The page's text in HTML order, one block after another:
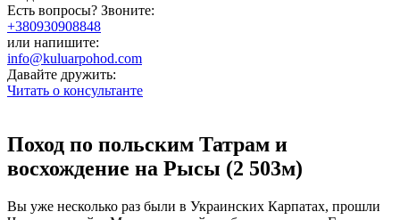
Есть вопросы? Звоните:
+380930908848
или напишите:
info@kuluarpohod.com
Давайте дружить:
Читать о консультанте
Поход по польским Татрам и
восхождение на Рысы (2 503м)
Вы уже несколько раз были в Украинских Карпатах, прошли